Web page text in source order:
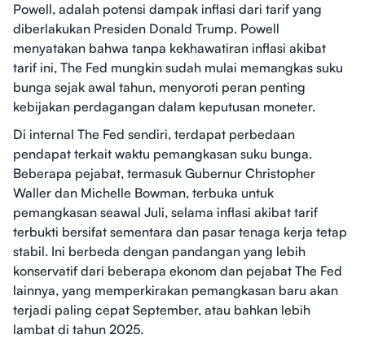
Powell, adalah potensi dampak inflasi dari tarif yang
diberlakukan Presiden Donald Trump. Powell
menyatakan bahwa tanpa kekhawatiran inflasi akibat
tarif ini, The Fed mungkin sudah mulai memangkas suku
bunga sejak awal tahun, menyoroti peran penting
kebijakan perdagangan dalam keputusan moneter.
Di internal The Fed sendiri, terdapat perbedaan
pendapat terkait waktu pemangkasan suku bunga.
Beberapa pejabat, termasuk Gubernur Christopher
Waller dan Michelle Bowman, terbuka untuk
pemangkasan seawal Juli, selama inflasi akibat tarif
terbukti bersifat sementara dan pasar tenaga kerja tetap
stabil. Ini berbeda dengan pandangan yang lebih
konservatif dari beberapa ekonom dan pejabat The Fed
lainnya, yang memperkirakan pemangkasan baru akan
terjadi paling cepat September, atau bahkan lebih
lambat di tahun 2025.